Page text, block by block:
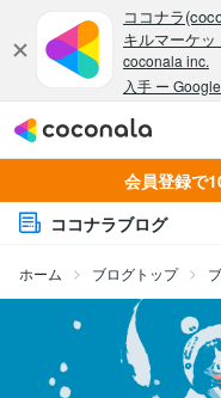
会員登録で
ココナラブログ
ホーム ブログトップ